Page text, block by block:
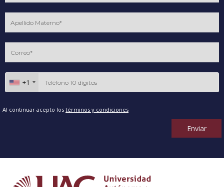
+1
Al continuar acepto los términos y condiciones
Enviar